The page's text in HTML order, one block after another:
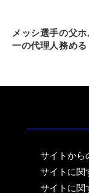
メッシ選手の父
一の代理人務める
サイトから
サイトに関
サイトに関